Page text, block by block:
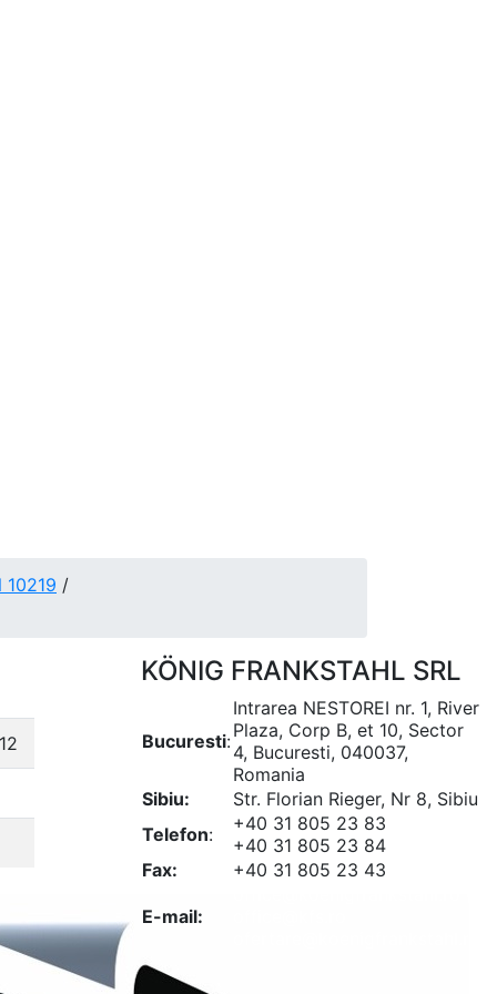
/
KÖNIG FRANKSTAHL SRL
Bucuresti:
Intrarea NESTOREI nr. 1, River
Plaza, Corp B, et 10, Sector
4, Bucuresti, 040037,
Romania
Sibiu:
Str. Florian Rieger, Nr 8, Sibiu
Telefon:
+40 31 805 23 83
+40 31 805 23 84
Fax:
+40 31 805 23 43
E-mail: